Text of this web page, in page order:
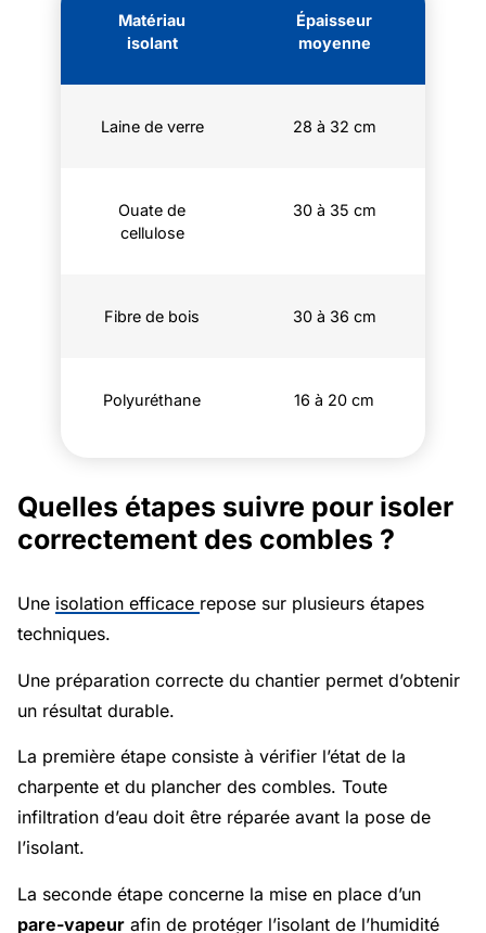
Matériau
isolant
Épaisseur
moyenne
Laine de verre 28 à 32 cm
Ouate de
cellulose
30 à 35 cm
Fibre de bois 30 à 36 cm
Polyuréthane 16 à 20 cm
Quelles étapes suivre pour isoler
correctement des combles ?
Une isolation efficace repose sur plusieurs étapes
techniques.
Une préparation correcte du chantier permet d’obtenir
un résultat durable.
La première étape consiste à vérifier l’état de la
charpente et du plancher des combles. Toute
infiltration d’eau doit être réparée avant la pose de
l’isolant.
La seconde étape concerne la mise en place d’un
pare-vapeur afin de protéger l’isolant de l’humidité